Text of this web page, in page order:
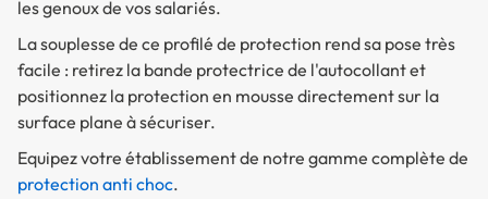
les genoux de vos salariés.
La souplesse de ce profilé de protection rend sa pose très
facile : retirez la bande protectrice de l'autocollant et
positionnez la protection en mousse directement sur la
surface plane à sécuriser.
Equipez votre établissement de notre gamme complète de
protection anti choc.